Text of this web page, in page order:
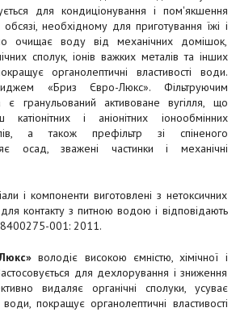
для кондиціонування і пом'якшення
необхідному для приготування їжі і
очищає воду від механічних домішок,
сполук, іонів важких металів та інших
органолептичні властивості води.
«Бриз Євро-Люкс». Фільтруючим
гранульований активоване вугілля, що
катіонітних і аніонітних іонообмінних
а також префільтр зі спіненого
осад, зважені частинки і механічні
і компоненти виготовлені з нетоксичних
контакту з питною водою і відповідають
001: 2011.
володіє високою ємністю, хімічної і
для дехлорування і зниження
видаляє органічні сполуки, усуває
води, покращує органолептичні властивості